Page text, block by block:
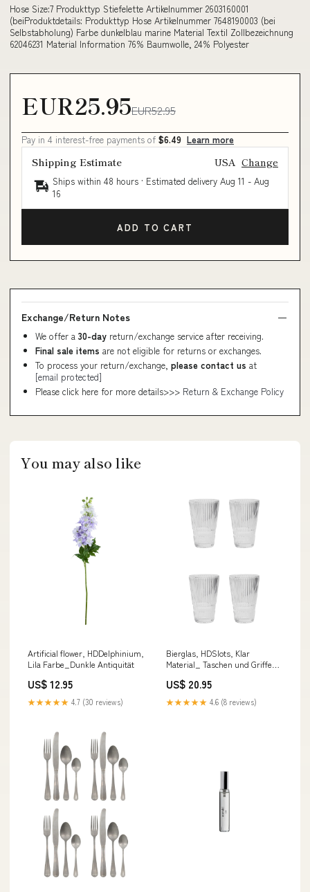
Hose Size:7 Produkttyp Stiefelette Artikelnummer 2603160001
(beiProduktdetails: Produkttyp Hose Artikelnummer 7648190003 (bei
Selbstabholung) Farbe dunkelblau marine Material Textil Zollbezeichnung
62046231 Material Information 76% Baumwolle, 24% Polyester
EUR25.95EUR52.95
Pay in 4 interest-free payments of $6.49 Learn more
Shipping Estimate USA Change
Ships within 48 hours · Estimated delivery Aug 11 - Aug
16
ADD TO CART
Exchange/Return Notes
We offer a 30-day return/exchange service after receiving.
Final sale items are not eligible for returns or exchanges.
To process your return/exchange, please contact us at
[email protected]
Please click here for more details>>> Return & Exchange Policy
You may also like
Artificial flower, HDDelphinium,
Lila Farbe_Dunkle Antiquität
US$ 12.95
★★★★★ 4.7 (30 reviews)
Bierglas, HDSlots, Klar
Material_ Taschen und Griffe
zertifizierter Baumwolle
gefertigt.
US$ 20.95
★★★★★ 4.6 (8 reviews)